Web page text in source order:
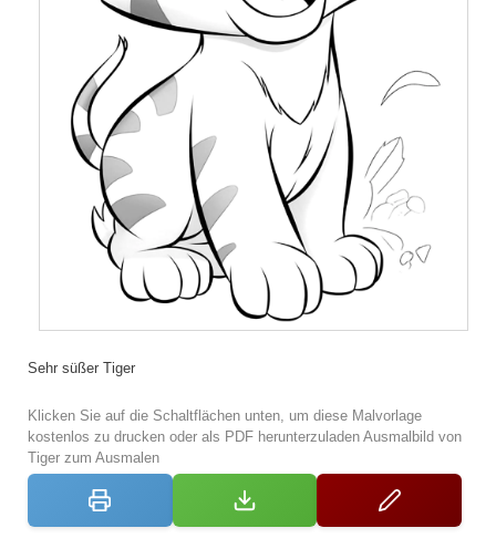
Sehr süßer Tiger
Klicken Sie auf die Schaltflächen unten, um diese Malvorlage
kostenlos zu drucken oder als PDF herunterzuladen Ausmalbild von
Tiger zum Ausmalen